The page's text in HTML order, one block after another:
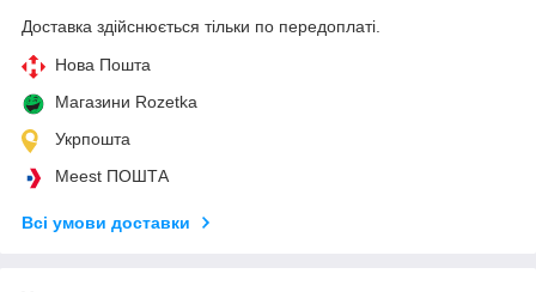
Доставка здійснюється тільки по передоплаті.
Нова Пошта
Магазини Rozetka
Укрпошта
Meest ПОШТА
Всі умови доставки